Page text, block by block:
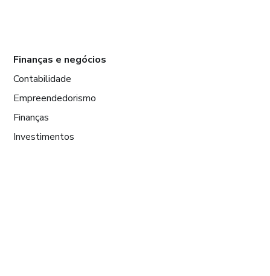
Finanças e negócios
Contabilidade
Empreendedorismo
Finanças
Investimentos